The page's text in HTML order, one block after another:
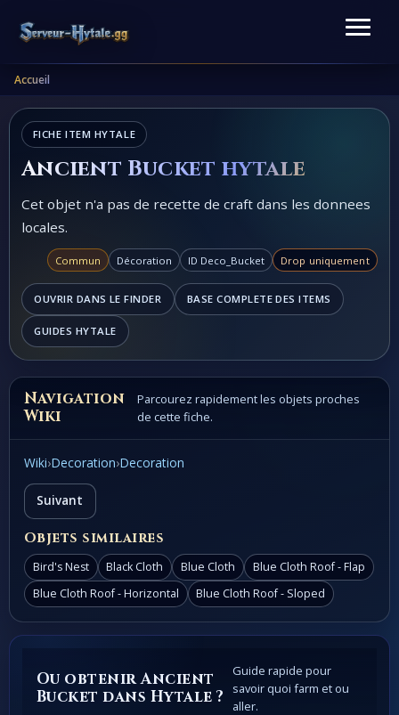
Accueil
FICHE ITEM HYTALE
Ancient Bucket hytale
Cet objet n'a pas de recette de craft dans les donnees
locales.
Commun Décoration ID Deco_Bucket Drop uniquement
OUVRIR DANS LE FINDER BASE COMPLETE DES ITEMS
GUIDES HYTALE
Navigation
Wiki
Parcourez rapidement les objets proches
de cette fiche.
Wiki›Decoration›Decoration
Suivant
Objets similaires
Bird's Nest Black Cloth Blue Cloth
Blue Cloth Roof - Flap
Blue Cloth Roof - Horizontal
Blue Cloth Roof - Sloped
Ou obtenir Ancient
Bucket dans Hytale ?
Guide rapide pour
savoir quoi farm et ou
aller.